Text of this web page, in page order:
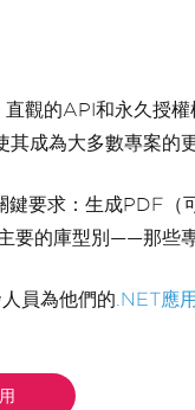
觀的API和永久授
成為大多數專案的更
要求：生成PDF
要的庫型別——那些
員為他們的 .NET應